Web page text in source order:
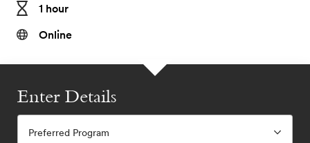
1 hour
Online
Enter Details
Preferred Program